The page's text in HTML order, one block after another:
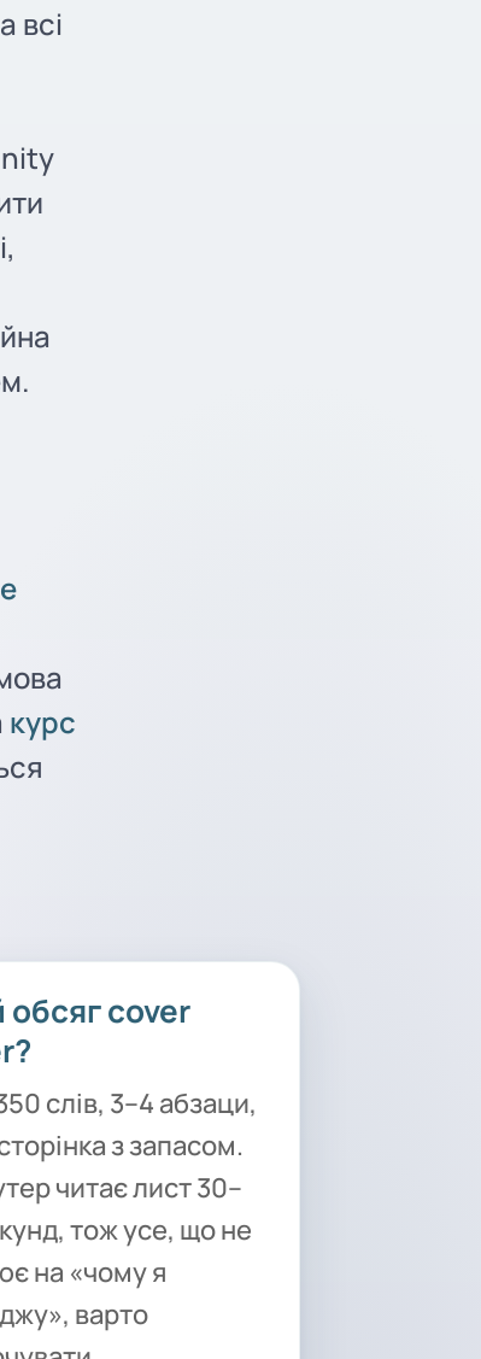
всі
курс
обсяг cover
слів, 3–4 абзаци,
з запасом.
читає лист 30–
тож усе, що не
на «чому я
варто